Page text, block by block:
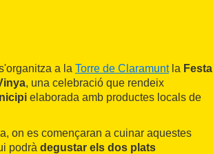
a la Torre de Claramuntla Festa
, una celebració que rendeix
elaborada amb productes locals de
on es començaran a cuinar aquestes
podrà degustar els dos plats